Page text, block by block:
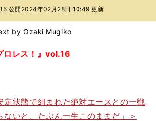
公開 2024年02月28日 10:49 更新
by Ozaki Mugiko
ロレス！』vol.16
定状態で組まれた絶対エースとの一戦
ないと、たぶん一生このままだ」＞